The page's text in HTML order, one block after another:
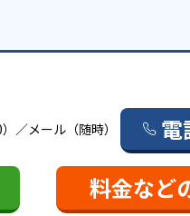
／メール（随時） 電
料金など